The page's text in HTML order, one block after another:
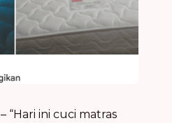
– “Hari ini cuci matras